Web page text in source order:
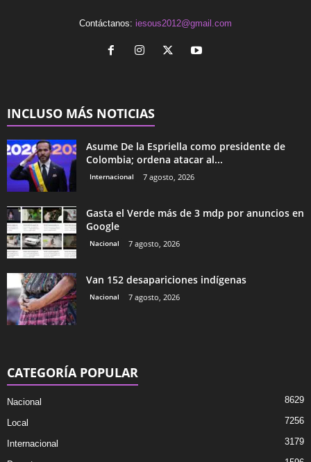
Contáctanos: iesous2012@gmail.com
INCLUSO MÁS NOTICIAS
Asume De la Espriella como presidente de
Colombia; ordena atacar al...
Internacional 7 agosto, 2026
Gasta el Verde más de 3 mdp por anuncios en
Google
Nacional 7 agosto, 2026
Van 152 desapariciones indígenas
Nacional 7 agosto, 2026
CATEGORÍA POPULAR
Nacional 8629
Local 7256
Internacional 3179